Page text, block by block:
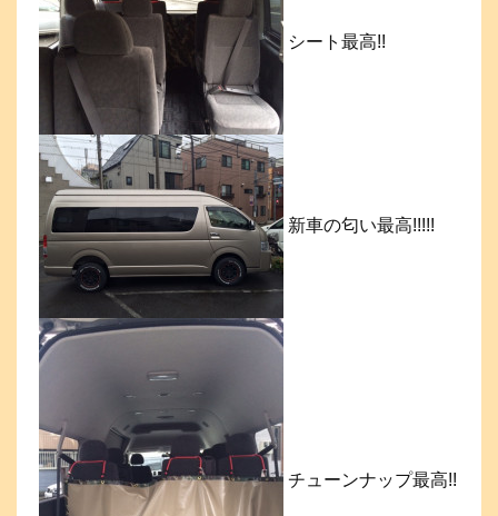
シート最高!!
新車の匂い最高!!!!!
チューンナップ最高!!